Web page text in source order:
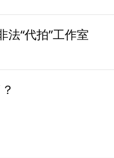
“代拍”工作室